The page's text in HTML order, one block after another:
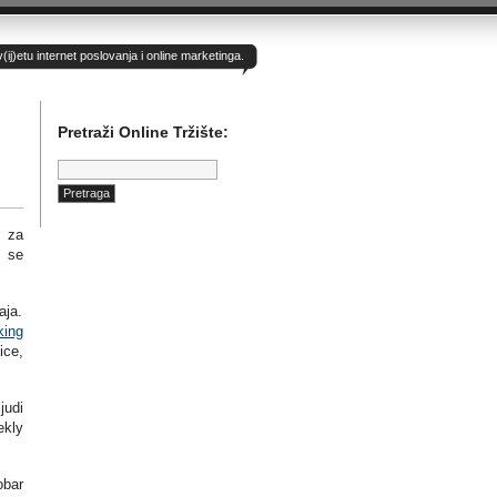
internet poslovanja i online marketinga.
za
se
Pretraži Online Tržište:
Pretraga: